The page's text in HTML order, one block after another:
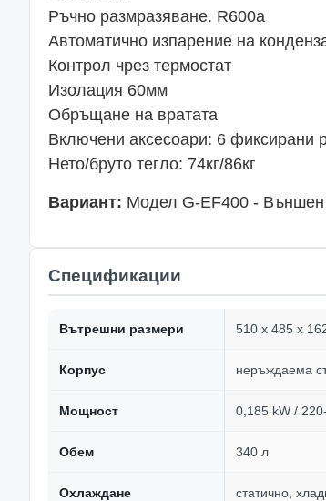
Ръчно размразяване. R600a
Автоматично изпарение на
Контрол чрез термостат
Изолация 60мм
Обръщане на вратата
Включени аксесоари: 6 фиксирани
Нето/бруто тегло: 74кг/86кг
Вариант: Модел G-EF400 - Външен
Спецификации
Вътрешни размери 510 x 485 x
Корпус неръждаема
Мощност 0,185 kW /
Обем 340 л
Охлаждане статично,